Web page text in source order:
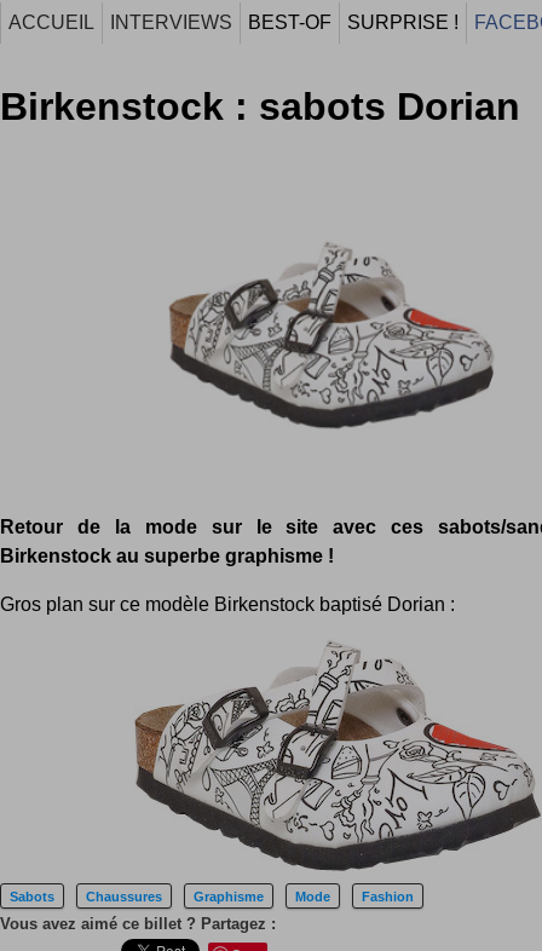
ACCUEIL INTERVIEWS BEST-OF SURPRISE !
Birkenstock : sabots Dorian
Retour de la mode sur le site avec ces sabots/
Birkenstock au superbe graphisme !
Gros plan sur ce modèle Birkenstock baptisé Dorian :
Sabots Chaussures Graphisme Mode Fashion
Vous avez aimé ce billet ? Partagez :